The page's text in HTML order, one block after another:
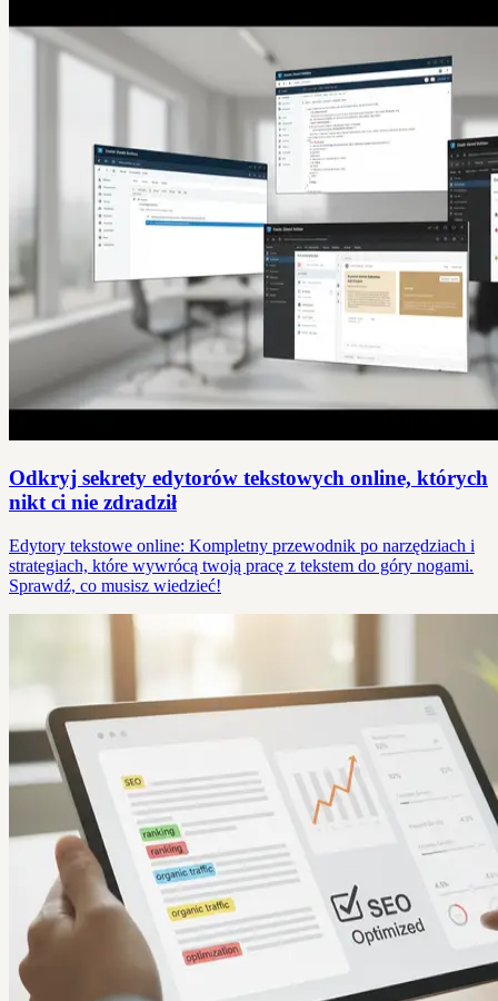
Odkryj sekrety edytorów tekstowych online, których
nikt ci nie zdradził
Edytory tekstowe online: Kompletny przewodnik po narzędziach i
strategiach, które wywrócą twoją pracę z tekstem do góry nogami.
Sprawdź, co musisz wiedzieć!